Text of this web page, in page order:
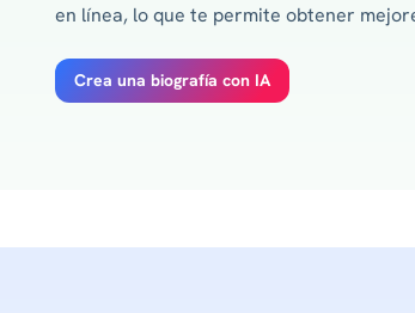
en línea, lo que te permite obtener
Crea una biografía con IA